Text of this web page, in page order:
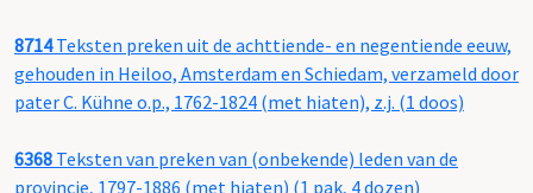
8714Teksten preken uit de achttiende- en negentiende eeuw,
gehouden in Heiloo, Amsterdam en Schiedam, verzameld door
pater C. Kühne o.p., 1762-1824 (met hiaten), z.j. (1 doos)
6368 Teksten van preken van (onbekende) leden van de
provincie, 1797-1886 (met hiaten) (1 pak, 4 dozen)